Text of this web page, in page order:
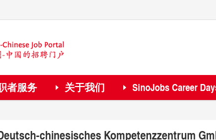
者服务 关于我们 SinoJobs Career
chinesisches Kompetenzzentrum